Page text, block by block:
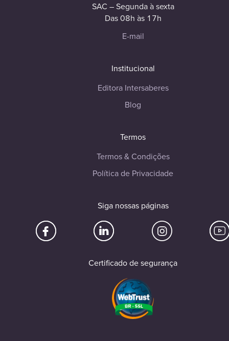
SAC – Segunda à sexta
Das 08h às 17h
E-mail
Institucional
Editora Intersaberes
Blog
Termos
Termos & Condições
Política de Privacidade
Siga nossas páginas
Certificado de segurança